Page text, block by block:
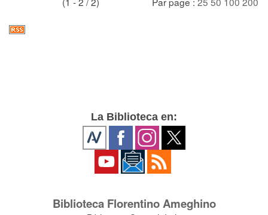
La Biblioteca en:
Biblioteca Florentino Ameghino